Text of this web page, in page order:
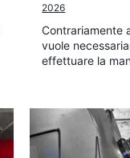
2026
Contrariamente
vuole
effettuare la